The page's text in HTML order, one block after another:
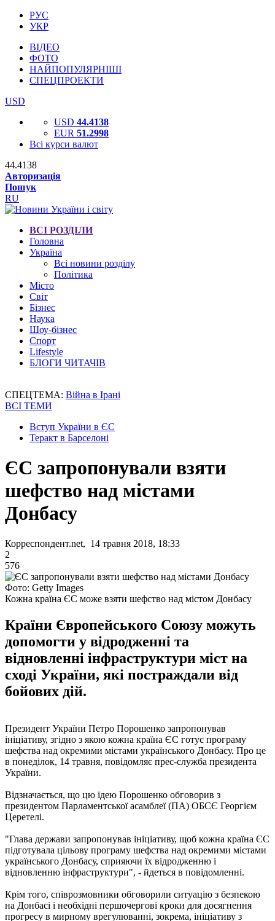
РУС
УКР
ВІДЕО
ФОТО
НАЙПОПУЛЯРНІШІ
СПЕЦПРОЕКТИ
USD
USD 44.4138
EUR 51.2998
Всі курси валют
44.4138
Авторизація
Пошук
RU
ВСІ РОЗДІЛИ
Головна
Україна
Всі новини розділу
Політика
Місто
Світ
Бізнес
Наука
Шоу-бізнес
Спорт
Lifestyle
БЛОГИ ЧИТАЧІВ
СПЕЦТЕМА: Війна в Ірані
ВСІ ТЕМИ
Вступ України в ЄС
Теракт в Барселоні
ЄС запропонували взяти
шефство над містами
Донбасу
Корреспондент.net, 14 травня 2018, 18:33
2
576
Фото: Getty Images
Кожна країна ЄС може взяти шефство над містом Донбасу
Країни Європейського Союзу можуть
допомогти у відродженні та
відновленні інфраструктури міст на
сході України, які постраждали від
бойових дій.
Президент України Петро Порошенко запропонував
ініціативу, згідно з якою кожна країна ЄС готує програму
шефства над окремими містами українського Донбасу. Про це
в понеділок, 14 травня, повідомляє прес-служба президента
України.
Відзначається, що цю ідею Порошенко обговорив з
президентом Парламентської асамблеї (ПА) ОБСЄ Георгієм
Церетелі.
"Глава держави запропонував ініціативу, щоб кожна країна ЄС
підготувала цільову програму шефства над окремими містами
українського Донбасу, сприяючи їх відродженню і
відновленню інфраструктури", - йдеться в повідомленні.
Крім того, співрозмовники обговорили ситуацію з безпекою
на Донбасі і необхідні першочергові кроки для досягнення
прогресу в мирному врегулюванні, зокрема, ініціативу з